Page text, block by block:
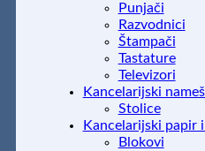
Punjači
Razvodnici
Štampači
Tastature
Televizori
Kancelarijski
Stolice
Kancelarijski papir
Blokovi